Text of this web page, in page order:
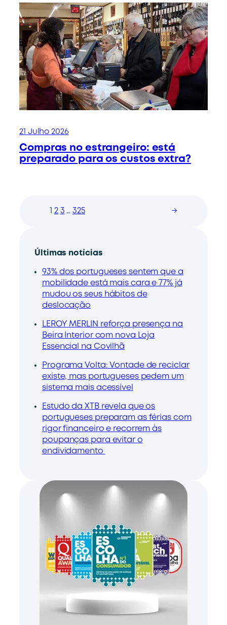
21 Julho 2026
Compras no estrangeiro: está
preparado para os custos extra?
2 3 … 325 →
Últimas notícias
93% dos portugueses sentem que a
mobilidade está mais cara e 77% já
mudou os seus hábitos de
deslocação
LEROY MERLIN reforça presença na
Beira Interior com nova Loja
Essencial na Covilhã
Programa Volta: Vontade de reciclar
existe, mas portugueses pedem um
sistema mais acessível
Estudo da XTB revela que os
portugueses preparam as férias com
rigor financeiro e recorrem às
poupanças para evitar o
endividamento